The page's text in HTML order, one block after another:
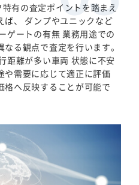
有の査定ポイントを踏まえ
ば、 ダンプやユニックなど
ゲートの有無 業務用途での
る観点で査定を行います。
距離が多い車両 状態に不安
や需要に応じて適正に評価
格へ反映することが可能で